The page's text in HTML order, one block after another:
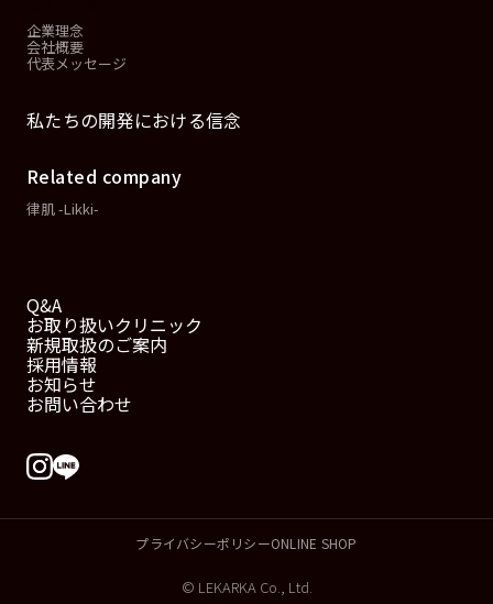
企業理念
会社概要
代表メッセージ
私たちの開発における信念
Related company
律肌 -Likki-
Q&A
お取り扱いクリニック
新規取扱のご案内
採用情報
お知らせ
お問い合わせ
プライバシーポリシーONLINE SHOP
© LEKARKA Co., Ltd.